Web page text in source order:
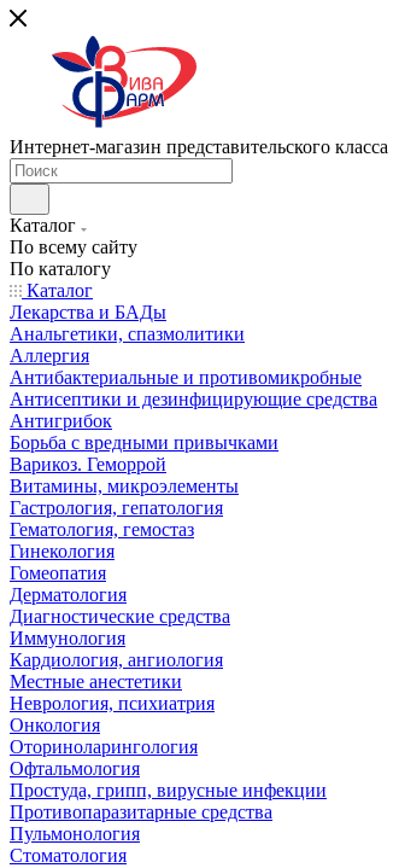
Интернет-магазин представительского класса
Каталог
По всему сайту
По каталогу
Каталог
Лекарства и БАДы
Анальгетики, спазмолитики
Аллергия
Антибактериальные и противомикробные
Антисептики и дезинфицирующие средства
Антигрибок
Борьба с вредными привычками
Варикоз. Геморрой
Витамины, микроэлементы
Гастрология, гепатология
Гематология, гемостаз
Гинекология
Гомеопатия
Дерматология
Диагностические средства
Иммунология
Кардиология, ангиология
Местные анестетики
Неврология, психиатрия
Онкология
Оториноларингология
Офтальмология
Простуда, грипп, вирусные инфекции
Противопаразитарные средства
Пульмонология
Стоматология